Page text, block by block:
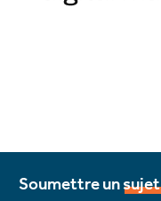
Soumettre un sujet